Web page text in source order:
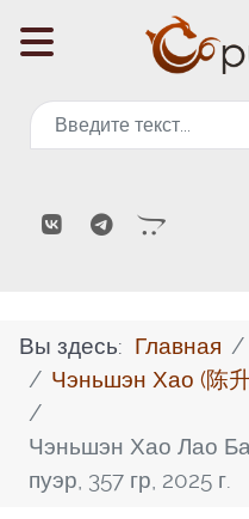
Поиск
Вы здесь: Главная
Чэньшэн Хао (陈
Чэньшэн Хао Лао
пуэр, 357 гр, 2025 г.